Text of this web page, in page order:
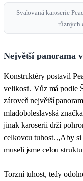
Svařovaná karoserie
různých
Největší panorama
Konstruktéry postavil
velikosti. Vůz má podle
zároveň největší
mladoboleslavská
jinak karoserii drží
celkovou tuhost. „Aby
museli jsme celou
Torzní tuhost, tedy